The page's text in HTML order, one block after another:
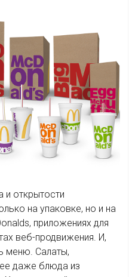
и открытости
на упаковке, но и на
приложениях для
веб-продвижения. И,
меню. Салаты,
даже блюда из